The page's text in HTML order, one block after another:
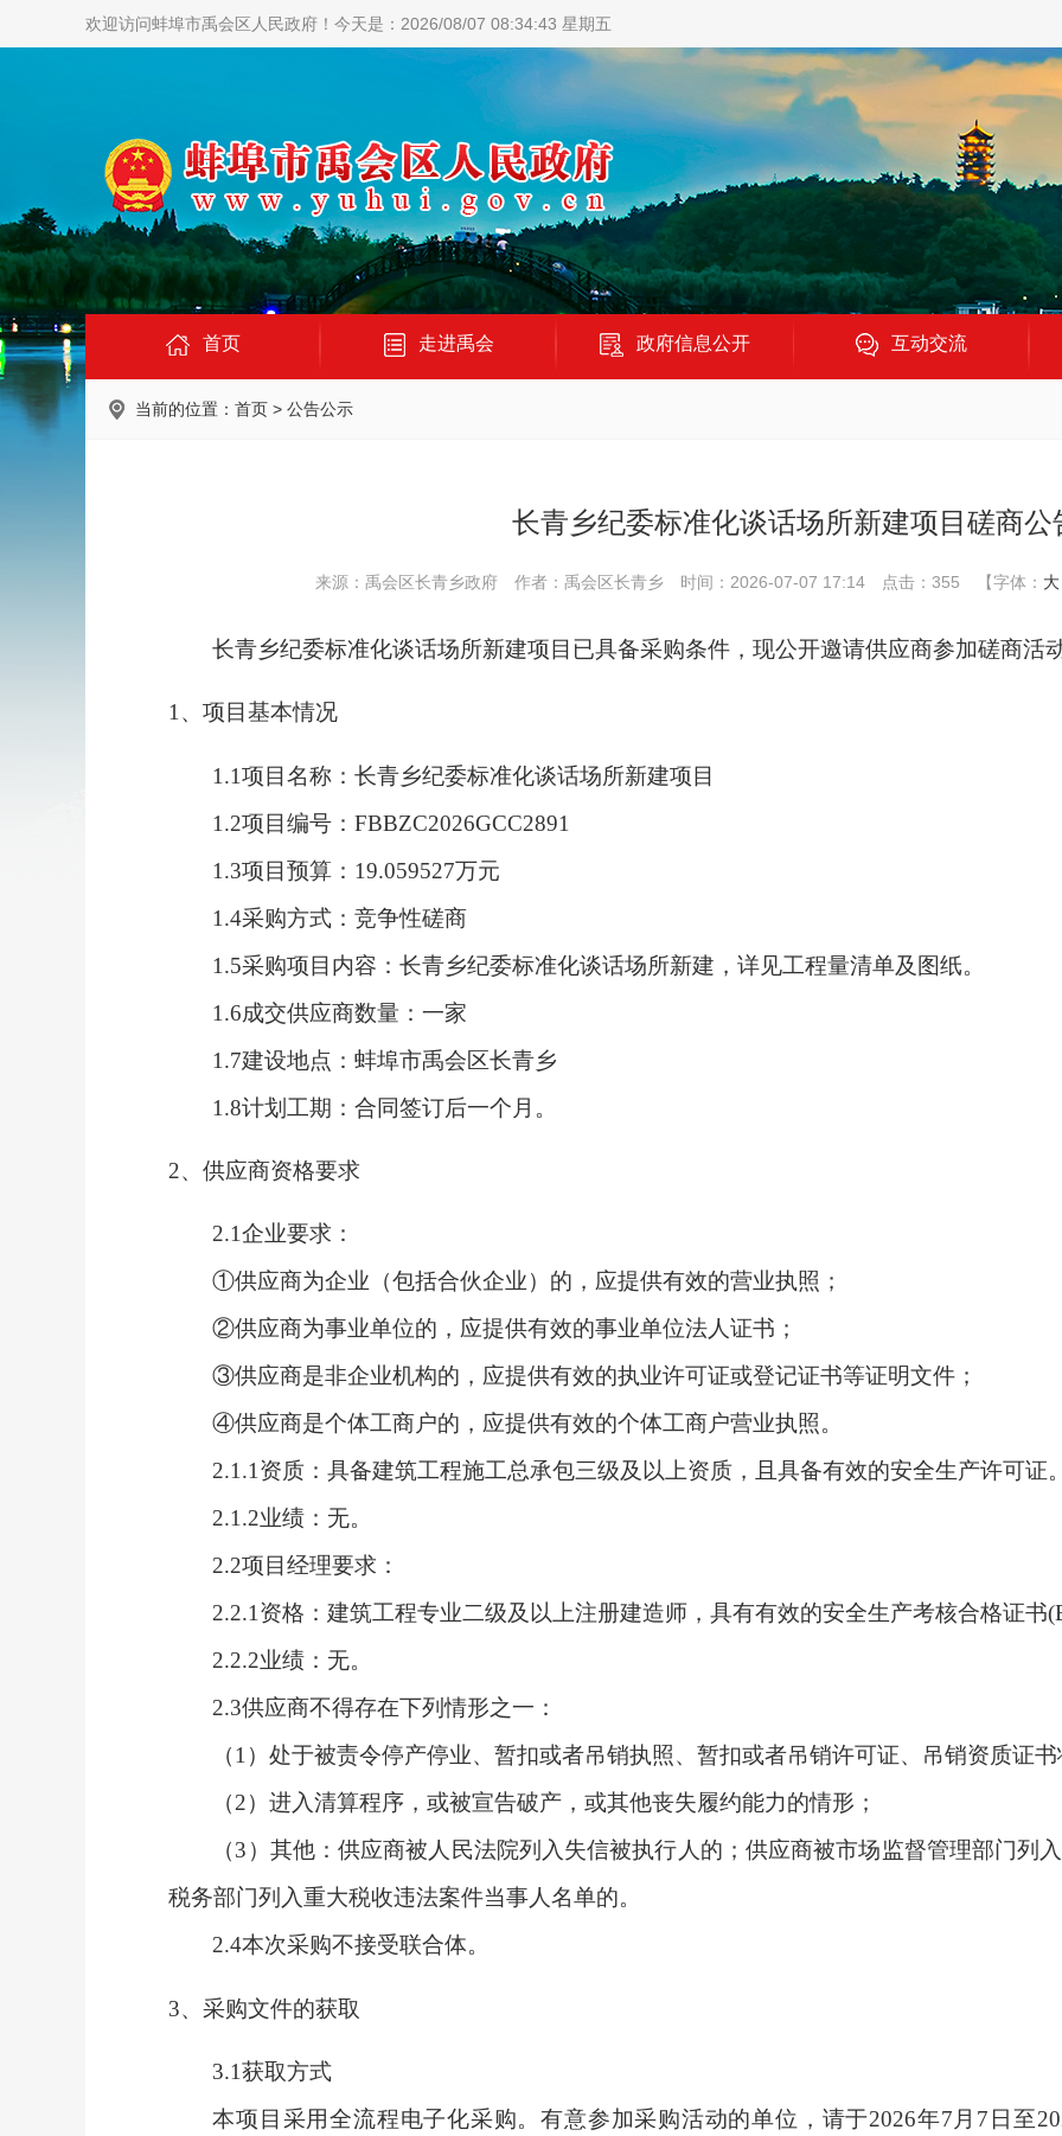
欢迎访问蚌埠市禹会区人民政府！ 今天是：2026/08/07 08:34:44 星期五
首页 走进禹会 政府信息公开 互动交流
当前的位置： 首页 > 公告公示
长青乡纪委标准化谈话场所新建项目磋商公
来源：禹会区长青乡政府 作者：禹会区长青乡 时间：2026-07-07 17:14 点击： 355 【字体： 大
长青乡纪委标准化谈话场所新建项目已具备采购条件，现公开邀请供应商参加磋商活
1、项目基本情况
1.1项目名称：长青乡纪委标准化谈话场所新建项目
1.2项目编号：FBBZC2026GCC2891
1.3项目预算 ： 19.059527万元
1.4采购方式：竞争性磋商
1.5采购项目内容：长青乡纪委标准化谈话场所新建 ，详见工程量清单及图纸。
1.6成交供应商数量：一家
1.7建设地点：蚌埠市禹会区长青乡
1.8计划工期：合同签订后一个月。
2、供应商资格要求
2.1企业要求：
①供应商为企业（包括合伙企业）的，应提供有效的营业执照；
②供应商为事业单位的，应提供有效的事业单位法人证书；
③供应商是非企业机构的，应提供有效的执业许可证或登记证书等证明文件；
④供应商是个体工商户的，应提供有效的个体工商户营业执照。
2.1.1资质：具备建筑工程施工总承包三级及以上资质，且具备有效的安全生产许可证
2.1.2业绩： 无。
2.2项目经理要求：
2.2.1资格：建筑工程专业二级及以上注册建造师，具有有效的安全生产考核合格证书
2.2.2业绩： 无。
2.3供应商不得存在下列情形之一 ：
（1）处于被责令停产停业、暂扣或者吊销执照、暂扣或者吊销许可证、吊销资质证
（2）进入清算程序，或被宣告破产，或其他丧失履约能力的情形；
（3）其他：供应商被人民法院列入失信被执行人的；供应商被市场监督管理部门列
税务部门列入重大税收违法案件当事人名单的。
2.4本次采购不接受联合体。
3、采购文件的获取
3.1获取方式
本项目采用全流程电子化采购。有意参加采购活动的单位，请于2026年7 月 7 日至